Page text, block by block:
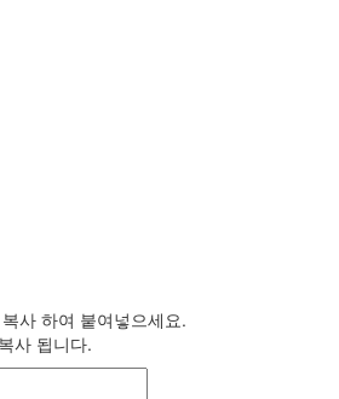
사 하여 붙여넣으세요.
사 됩니다.